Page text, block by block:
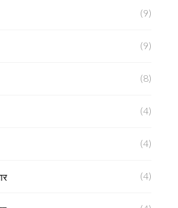
(9)
(9)
(8)
(4)
(4)
(4)